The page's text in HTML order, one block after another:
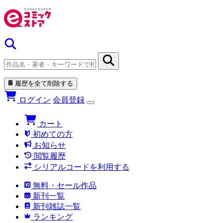
履歴を全て削除する
ログイン 会員登録
カート
初めての方
お知らせ
閲覧履歴
シリアルコードを利用する
無料・セール作品
新刊一覧
新刊雑誌一覧
ランキング